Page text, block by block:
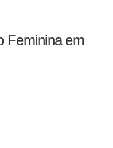
Feminina em